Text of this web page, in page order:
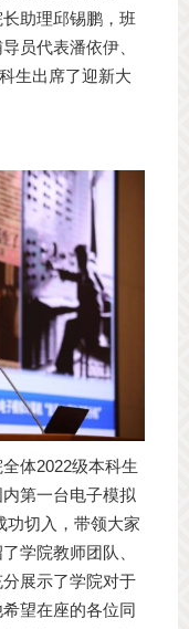
助理邱锡鹏，班
员代表潘依伊、
生出席了迎新大
体2022级本科生
第一台电子模拟
功切入，带领大家
学院教师团队、
展示了学院对于
望在座的各位同